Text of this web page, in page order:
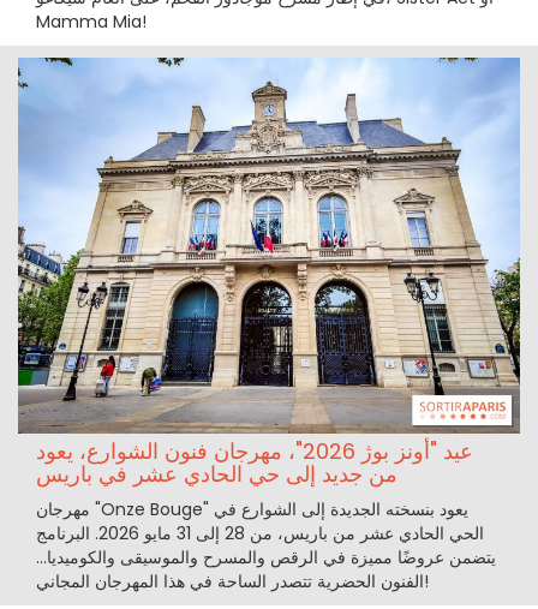
Mamma Mia!
عيد "أونز بوژ 2026"، مهرجان فنون الشوارع، يعود
من جديد إلى حي الحادي عشر في باريس
مهرجان "Onze Bouge" يعود بنسخته الجديدة إلى الشوارع في
الحي الحادي عشر من باريس، من 28 إلى 31 مايو 2026. البرنامج
يتضمن عروضًا مميزة في الرقص والمسرح والموسيقى والكوميديا...
الفنون الحضرية تتصدر الساحة في هذا المهرجان المجاني!